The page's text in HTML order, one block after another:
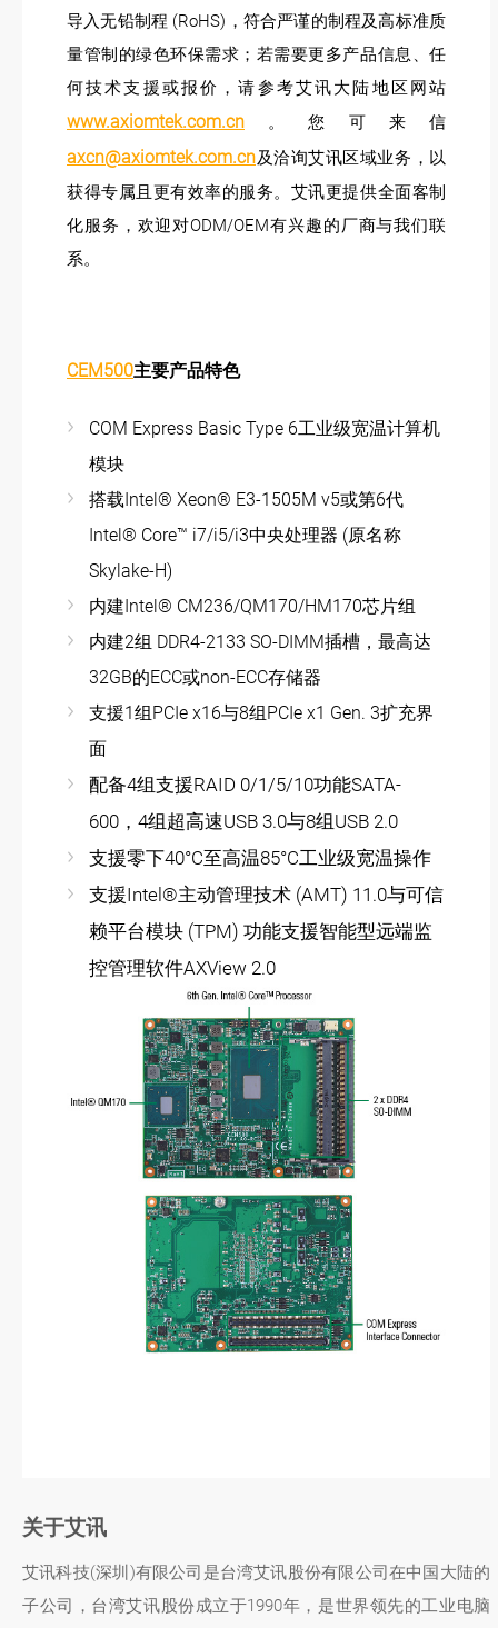
导入无铅制程 (RoHS)，符合严谨的制程及高标准质
量管制的绿色环保需求；若需要更多产品信息、任
何技术支援或报价，请参考艾讯大陆地区网站
www.axiomtek.com.cn 。您可来信
axcn@axiomtek.com.cn及洽询艾讯区域业务，以
获得专属且更有效率的服务。艾讯更提供全面客制
化服务，欢迎对ODM/OEM有兴趣的厂商与我们联
系。
CEM500主要产品特色
COM Express Basic Type 6工业级宽温计算机
模块
搭载Intel® Xeon® E3-1505M v5或第6代
Intel® Core™ i7/i5/i3中央处理器 (原名称
Skylake-H)
内建Intel® CM236/QM170/HM170芯片组
内建2组 DDR4-2133 SO-DIMM插槽，最高达
32GB的ECC或non-ECC存储器
支援1组PCIe x16与8组PCIe x1 Gen. 3扩充界
面
配备4组支援RAID 0/1/5/10功能SATA-
600，4组超高速USB 3.0与8组USB 2.0
支援零下40°C至高温85°C工业级宽温操作
支援Intel®主动管理技术 (AMT) 11.0与可信
赖平台模块 (TPM) 功能支援智能型远端监
控管理软件AXView 2.0
关于艾讯
艾讯科技(深圳)有限公司是台湾艾讯股份有限公司在中国大陆的
子公司，台湾艾讯股份成立于1990年，是世界领先的工业电脑